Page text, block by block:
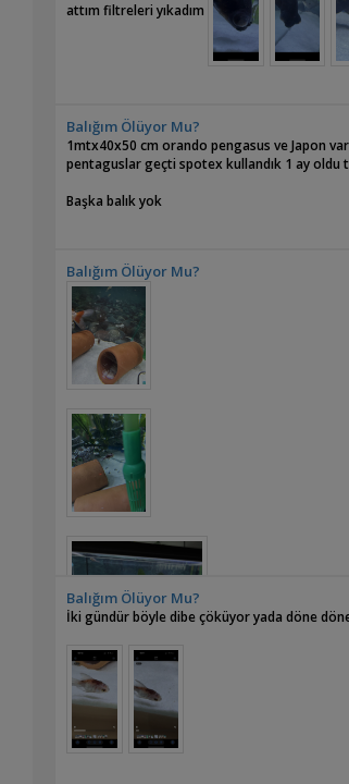
attım filtreleri yıkadım
Balığım Ölüyor Mu?
1mtx40x50 cm orando pengasus ve Japon
pentaguslar geçti spotex kullandık 1 ay oldu
Başka balık yok
Balığım Ölüyor Mu?
Balığım Ölüyor Mu?
İki gündür böyle dibe çöküyor yada döne